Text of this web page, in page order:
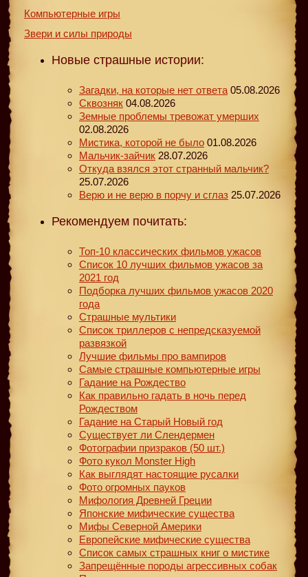
Компьютерные игры
Звери и силы природы
Новые страшные истории:
Загадки, на которые нет ответа 05.08.2026
Сквозняк 04.08.2026
Земные проблемы тревожат умерших
02.08.2026
Мистика, которой не было 01.08.2026
Мальчик-зайчик 28.07.2026
Откуда взялся этот странный мальчик?
25.07.2026
Верю и не верю в порчу и сглаз 25.07.2026
Рекомендуем почитать:
Топ-10 классических фильмов ужасов
Список 10 лучших фильмов ужасов за
2021 год
Подборка лучших фильмов ужасов 2020
года
Страшные мультики
Список триллеров с непредсказуемой
развязкой
Лучшие фильмы про вампиров
Самые страшные компьютерные игры
Гадание на Рождество
Как правильно гадать в ночь перед
Рождеством
Гадание на Старый Новый год
Существует ли Слендермен
Фотографии призраков (50 шт.)
Фото кукол Monster High
Как выглядят настоящие русалки
Фото огромных пауков
Мифология Древней Греции
Японские мифические существа
Мифы Северной Америки
Европейские мифические существа
Список самых страшных книг о мистике
Запрещённые породы агрессивных собак